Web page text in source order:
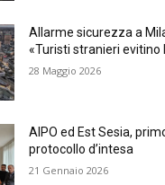
Allarme sicurezza a
«Turisti stranieri evitino
28 Maggio 2026
AIPO ed Est Sesia,
protocollo d’intesa
21 Gennaio 2026